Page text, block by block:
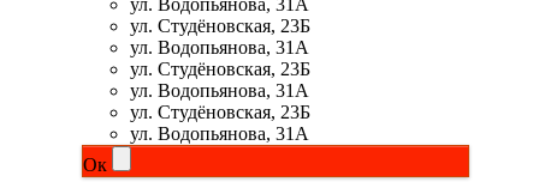
ул. Студёновская, 23Б
ул. Водопьянова, 31А
ул. Студёновская, 23Б
ул. Водопьянова, 31А
ул. Студёновская, 23Б
ул. Водопьянова, 31А
Ок